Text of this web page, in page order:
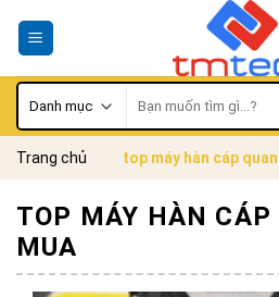
kiếm:
Trang chủ top máy hàn cáp
TOP MÁY HÀN CÁP
MUA